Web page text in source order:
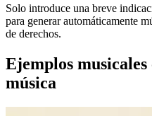
Solo introduce una breve
para generar automáticamente
de derechos.
Ejemplos
música